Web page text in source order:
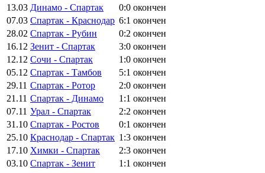
13.03 Динамо - Спартак 0:0 окончен
07.03 Спартак - Краснодар 6:1 окончен
28.02 Спартак - Рубин 0:2 окончен
16.12 Зенит - Спартак 3:0 окончен
12.12 Сочи - Спартак 1:0 окончен
05.12 Спартак - Тамбов 5:1 окончен
29.11 Спартак - Ротор 2:0 окончен
21.11 Спартак - Динамо 1:1 окончен
07.11 Урал - Спартак 2:2 окончен
31.10 Спартак - Ростов 0:1 окончен
25.10 Краснодар - Спартак 1:3 окончен
17.10 Химки - Спартак 2:3 окончен
03.10 Спартак - Зенит 1:1 окончен